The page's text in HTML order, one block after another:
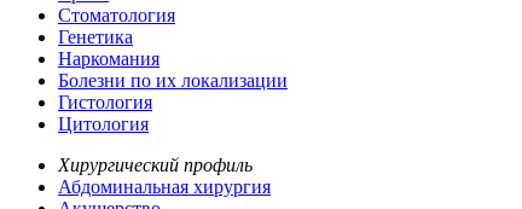
Стоматология
Генетика
Наркомания
Болезни по их локализации
Гистология
Цитология
Хирургический профиль
Абдоминальная хирургия